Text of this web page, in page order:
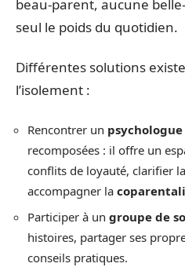
beau-parent, aucune
seul le poids du quotidien.
Différentes solutions
l’isolement :
Rencontrer un psychologue
recomposées : il offre un
conflits de loyauté, clarifier
accompagner la
Participer à un groupe de
histoires, partager ses
conseils pratiques.